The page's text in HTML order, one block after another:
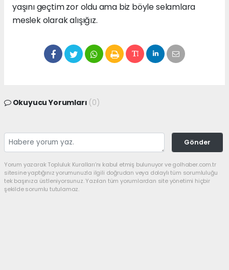
yaşını geçtim zor oldu ama biz böyle selamlara
meslek olarak alışığız.
Okuyucu Yorumları (0)
Gönder
Yorum yazarak Topluluk Kuralları’nı kabul etmiş bulunuyor ve golhaber.com.tr
sitesine yaptığınız yorumunuzla ilgili doğrudan veya dolaylı tüm sorumluluğu
tek başınıza üstleniyorsunuz. Yazılan tüm yorumlardan site yönetimi hiçbir
şekilde sorumlu tutulamaz.